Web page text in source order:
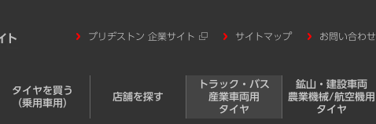
お問い合わせ
サイトマップ
ブリヂストン 企業サイト
タイヤを買う
（乗用車用）
店舗を探す
トラック・バス
産業車両用
タイヤ
鉱山・建設車両
農業機械/航空機用
タイヤ